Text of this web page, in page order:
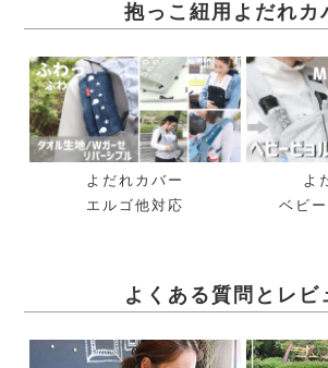
抱っこ紐用よだれカ
よだれカバー
エルゴ他対応
よ
ベビ
よくある質問とレビ